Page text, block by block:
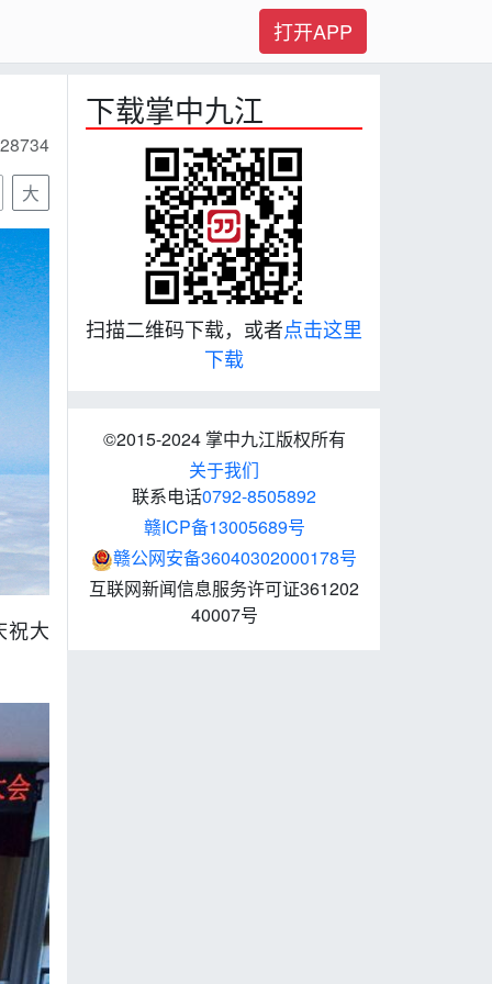
打开APP
大
祝大
下载掌中九江
扫描二维码下载，或者点击这里
下载
©2015-2024 掌中九江版权所有
关于我们
联系电话0792-8505892
赣ICP备13005689号
赣公网安备36040302000178号
互联网新闻信息服务许可证361202
40007号